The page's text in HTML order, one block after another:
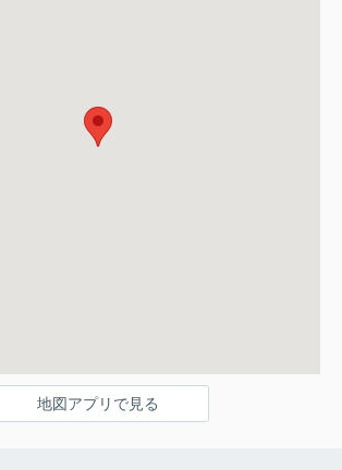
地図アプリで見る